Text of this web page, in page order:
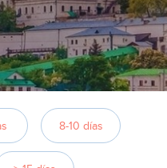
8-10 días